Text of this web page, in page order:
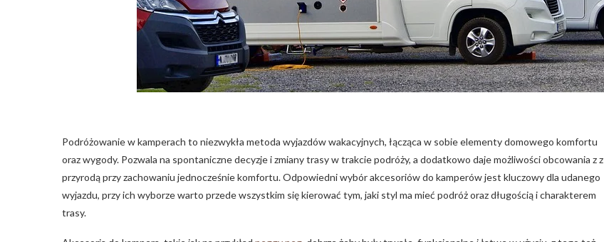
Podróżowanie w kamperach to niezwykła metoda wyjazdów wakacyjnych, łącząca w sobie elementy domowego komfortu
oraz wygody. Pozwala na spontaniczne decyzje i zmiany trasy w trakcie podróży, a dodatkowo daje możliwości obcowania z z
przyrodą przy zachowaniu jednocześnie komfortu. Odpowiedni wybór akcesoriów do kamperów jest kluczowy dla udanego
wyjazdu, przy ich wyborze warto przede wszystkim się kierować tym, jaki styl ma mieć podróż oraz długością i charakterem
trasy.